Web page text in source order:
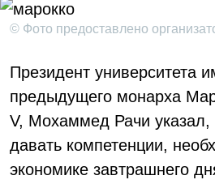
© Фото предоставлено
Президент университета
предыдущего монарха
V, Мохаммед Рачи
давать компетенции,
экономике завтрашнего